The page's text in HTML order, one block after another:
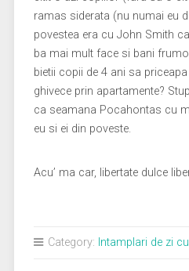
ramas siderata (nu numai eu
povestea era cu John Smith
ba mai mult face si bani
bietii copii de 4 ani sa
ghivece prin apartamente?
ca seamana Pocahontas cu
eu si ei din poveste.
Acu’ ma car, libertate dulce
Category: Intamplari de zi